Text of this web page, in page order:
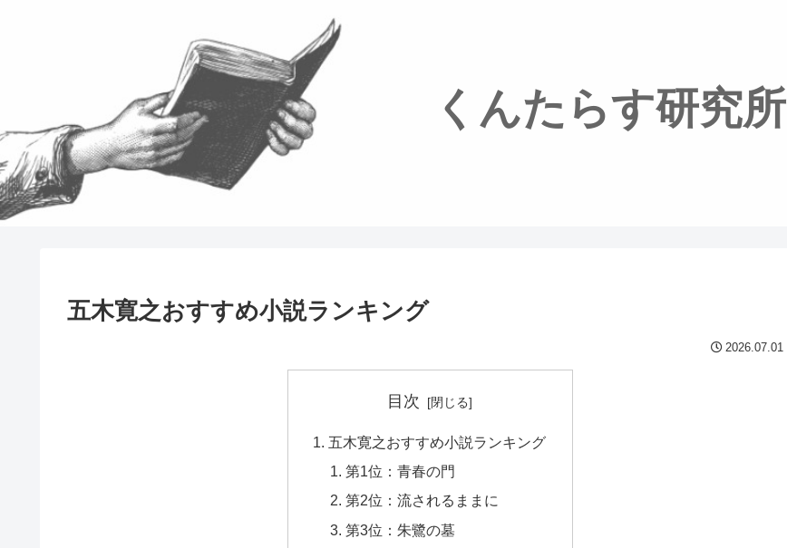
くんたらす研究所
五木寛之おすすめ小説ランキング
2026.07.01
目次
五木寛之おすすめ小説ランキング
第1位：青春の門
第2位：流されるままに
第3位：朱鷺の墓